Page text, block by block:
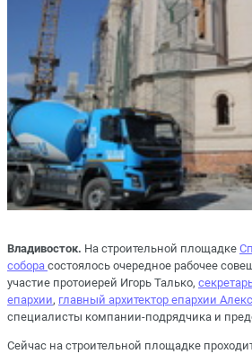
Владивосток. На строительной площадке
собора состоялось очередное рабочее
участие протоиерей Игорь Талько,
епархии, главный архитектор епархии
специалисты компании-подрядчика и
Сейчас на строительной площадке